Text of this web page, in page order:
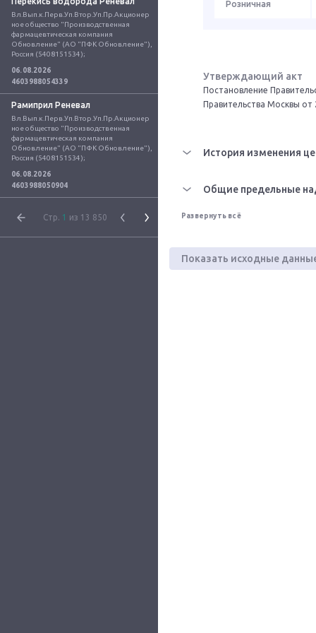
Вл.Вып.к.Перв.Уп.Втор.Уп.Пр.Акционер
ное общество "Производственная
фармацевтическая компания
Обновление" (АО "ПФК Обновление"),
Россия (5408151534);
06.08.2026
4603988054339
Рамиприл Реневал
Вл.Вып.к.Перв.Уп.Втор.Уп.Пр.Акционер
ное общество "Производственная
фармацевтическая компания
Обновление" (АО "ПФК Обновление"),
Россия (5408151534);
06.08.2026
4603988050904
Стр. 1 из 13 850
Розничная
Утверждающий акт
Постановление
Правительства Москвы
История изменения
Общие предельные
Развернуть всё
Показать исходные